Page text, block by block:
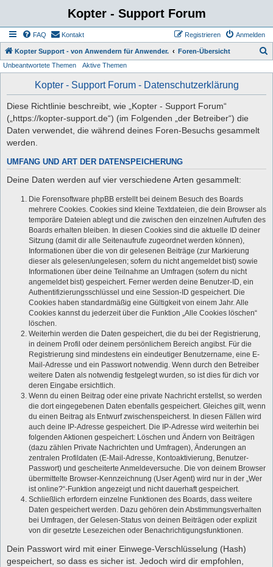
Kopter - Support Forum
FAQ Kontakt Anmelden
Registrieren
Kopter Support - von Anwendern für Anwender. Foren-Übersicht
Unbeantwortete Themen Aktive Themen
Kopter - Support Forum - Datenschutzerklärung
Diese Richtlinie beschreibt, wie „Kopter - Support Forum“
(„https://kopter-support.de“) (im Folgenden „der Betreiber“) die
Daten verwendet, die während deines Foren-Besuchs gesammelt
werden.
UMFANG UND ART DER DATENSPEICHERUNG
Deine Daten werden auf vier verschiedene Arten gesammelt:
Die Forensoftware phpBB erstellt bei deinem Besuch des Boards
mehrere Cookies. Cookies sind kleine Textdateien, die dein Browser als
temporäre Dateien ablegt und die zwischen den einzelnen Aufrufen des
Boards erhalten bleiben. In diesen Cookies sind die aktuelle ID deiner
Sitzung (damit dir alle Seitenaufrufe zugeordnet werden können),
Informationen über die von dir gelesenen Beiträge (zur Markierung
dieser als gelesen/ungelesen; sofern du nicht angemeldet bist) sowie
Informationen über deine Teilnahme an Umfragen (sofern du nicht
angemeldet bist) gespeichert. Ferner werden deine Benutzer-ID, ein
Authentifizierungsschlüssel und eine Session-ID gespeichert. Die
Cookies haben standardmäßig eine Gültigkeit von einem Jahr. Alle
Cookies kannst du jederzeit über die Funktion „Alle Cookies löschen“
löschen.
Weiterhin werden die Daten gespeichert, die du bei der Registrierung,
in deinem Profil oder deinem persönlichem Bereich angibst. Für die
Registrierung sind mindestens ein eindeutiger Benutzername, eine E-
Mail-Adresse und ein Passwort notwendig. Wenn durch den Betreiber
weitere Daten als notwendig festgelegt wurden, so ist dies für dich vor
deren Eingabe ersichtlich.
Wenn du einen Beitrag oder eine private Nachricht erstellst, so werden
die dort eingegebenen Daten ebenfalls gespeichert. Gleiches gilt, wenn
du einen Beitrag als Entwurf zwischenspeicherst. In diesen Fällen wird
auch deine IP-Adresse gespeichert. Die IP-Adresse wird weiterhin bei
folgenden Aktionen gespeichert: Löschen und Ändern von Beiträgen
(dazu zählen Private Nachrichten und Umfragen), Änderungen an
zentralen Profildaten (E-Mail-Adresse, Kontoaktivierung, Benutzer-
Passwort) und gescheiterte Anmeldeversuche. Die von deinem Browser
übermittelte Browser-Kennzeichnung (User Agent) wird nur in der „Wer
ist online?“-Funktion angezeigt und nicht dauerhaft gespeichert.
Schließlich erfordern einzelne Funktionen des Boards, dass weitere
Daten gespeichert werden. Dazu gehören dein Abstimmungsverhalten
bei Umfragen, der Gelesen-Status von deinen Beiträgen oder explizit
von dir gesetzte Lesezeichen oder Benachrichtigungsfunktionen.
Dein Passwort wird mit einer Einwege-Verschlüsselung (Hash)
gespeichert, so dass es sicher ist. Jedoch wird dir empfohlen,